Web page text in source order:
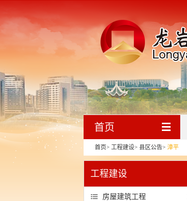
首页
首页> 工程建设> 县区公告> 漳平
工程建设
房屋建筑工程